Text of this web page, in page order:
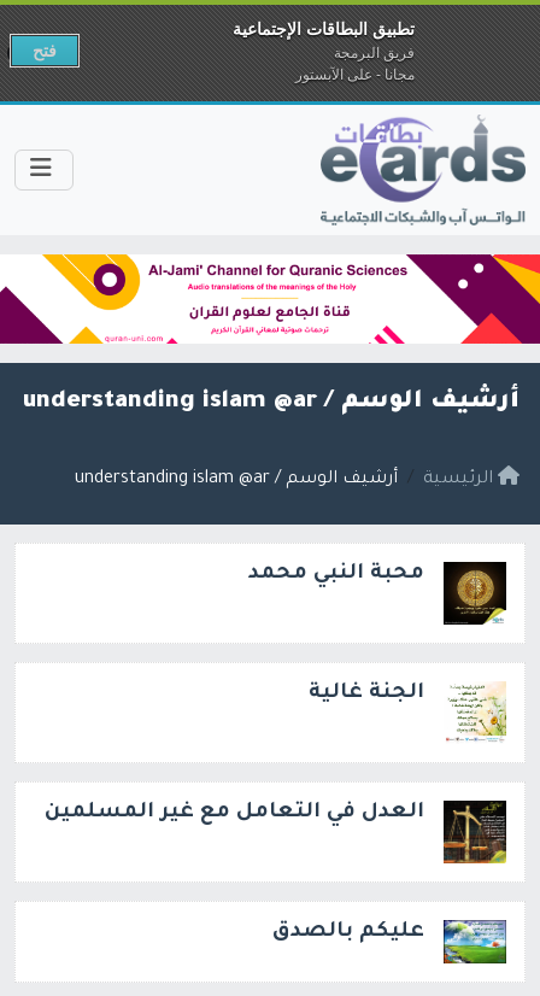
أرشيف الوسم / understanding islam @ar
الرئيسية أرشيف الوسم / understanding islam @ar
محبة النبي محمد
الجنة غالية
العدل في التعامل مع غير المسلمين
عليكم بالصدق
تطبيق البطاقات الإجتماعية
فريق البرمجة
مجانا - على الآبستور
فتح